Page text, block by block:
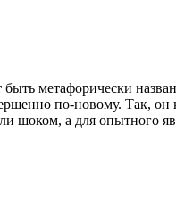
метафорически
по-новому. Так, он
шоком, а для опытного